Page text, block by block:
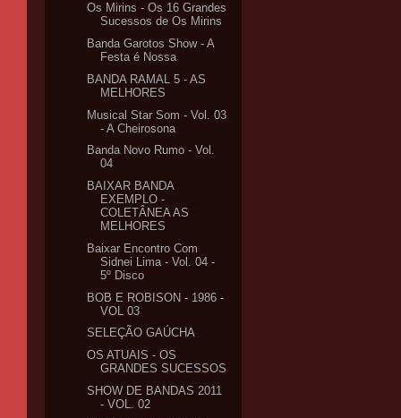
Os Mirins - Os 16 Grandes
Sucessos de Os Mirins
Banda Garotos Show - A
Festa é Nossa
BANDA RAMAL 5 - AS
MELHORES
Musical Star Som - Vol. 03
- A Cheirosona
Banda Novo Rumo - Vol.
04
BAIXAR BANDA
EXEMPLO -
COLETÂNEA AS
MELHORES
Baixar Encontro Com
Sidnei Lima - Vol. 04 -
5º Disco
BOB E ROBISON - 1986 -
VOL 03
SELEÇÃO GAÚCHA
OS ATUAIS - OS
GRANDES SUCESSOS
SHOW DE BANDAS 2011
- VOL. 02